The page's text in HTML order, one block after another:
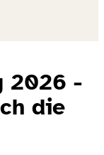
2026 -
die